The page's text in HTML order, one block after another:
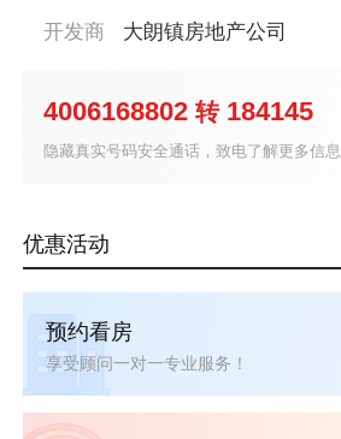
开发商
大朗镇房地产公司
4006168802 转 184145
隐藏真实号码安全通话，致电了解更多信息
优惠活动
预约看房
享受顾问一对一专业服务！